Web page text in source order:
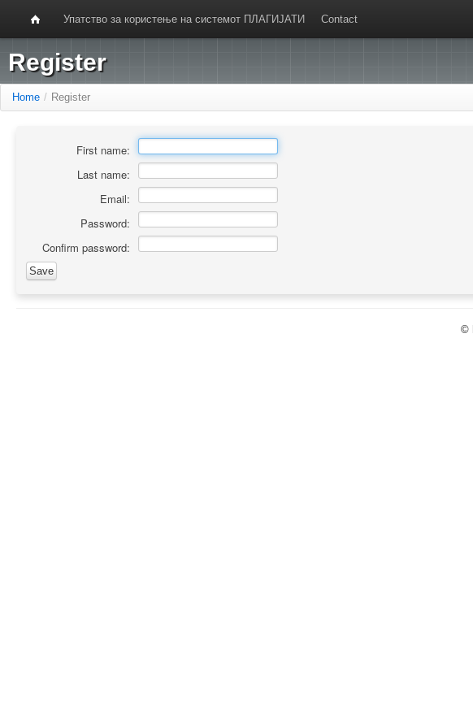
Упатство за користење на системот ПЛАГИЈАТИ Contact
Register
Home / Register
First name:
Last name:
Email:
Password:
Confirm password:
©